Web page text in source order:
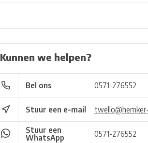
Kunnen we helpen?
Bel ons 0571-276552
Stuur een e-mail
Stuur een
WhatsApp
0571-276552